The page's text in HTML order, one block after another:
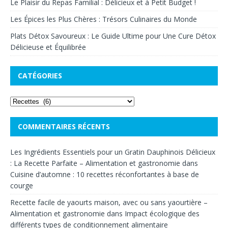
Le Plaisir du Repas Familial : Délicieux et à Petit Budget !
Les Épices les Plus Chères : Trésors Culinaires du Monde
Plats Détox Savoureux : Le Guide Ultime pour Une Cure Détox
Délicieuse et Équilibrée
CATÉGORIES
COMMENTAIRES RÉCENTS
Les Ingrédients Essentiels pour un Gratin Dauphinois Délicieux
: La Recette Parfaite – Alimentation et gastronomie dans
Cuisine d’automne : 10 recettes réconfortantes à base de
courge
Recette facile de yaourts maison, avec ou sans yaourtière –
Alimentation et gastronomie dans Impact écologique des
différents types de conditionnement alimentaire